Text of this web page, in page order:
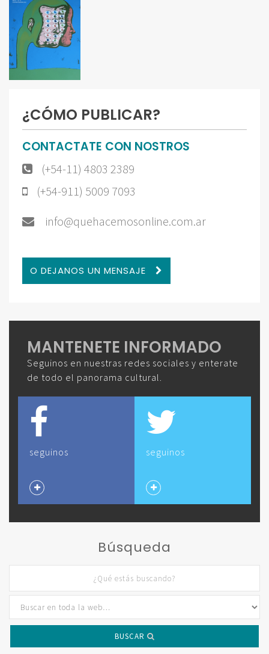
¿CÓMO PUBLICAR?
CONTACTATE CON NOSTROS
(+54-11) 4803 2389
(+54-911) 5009 7093
info@quehacemosonline.com.ar
O DEJANOS UN MENSAJE
MANTENETE INFORMADO
Seguinos en nuestras redes sociales y enterate
de todo el panorama cultural.
seguinos seguinos
Búsqueda
BUSCAR